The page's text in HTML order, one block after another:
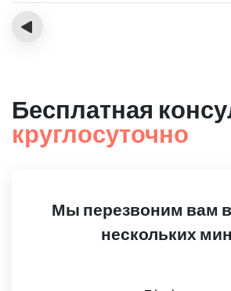
‹
Бесплатная
круглосуточно
Мы перезвоним вам в
нескольких